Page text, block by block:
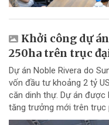
Khởi công dự
250ha trên trục
Dự án Noble Rivera do
vốn đầu tư khoảng 2 tỷ
căn dinh thự. Dự án
tăng trưởng mới trên trục